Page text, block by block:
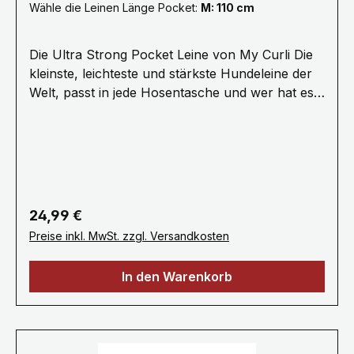
Wähle die Leinen Länge Pocket: M: 110 cm
Die Ultra Strong Pocket Leine von My Curli Die
kleinste, leichteste und stärkste Hundeleine der
Welt, passt in jede Hosentasche und wer hat es
Ultra Strong Pocket Leine an. Sämtliche Bauteile
bestehen aus dem besten Material, welche
moderne Technik zu bieten hat. Grundmaterial
ist Dyneema, eine hochwertige Faser, welche 1,7
Mal stärker als Stahl ist. Für die Handschlaufe
verwenden wir variable Webung für mehr
Regulärer Preis:
24,99 €
Preise inkl. MwSt. zzgl. Versandkosten
In den Warenkorb